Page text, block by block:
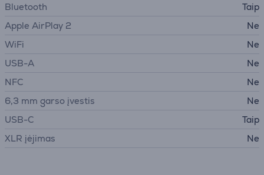
Bluetooth
Taip
Apple AirPlay 2
Ne
WiFi
Ne
USB-A
Ne
NFC
Ne
6,3 mm garso įvestis
Ne
USB-C
Taip
XLR įėjimas
Ne